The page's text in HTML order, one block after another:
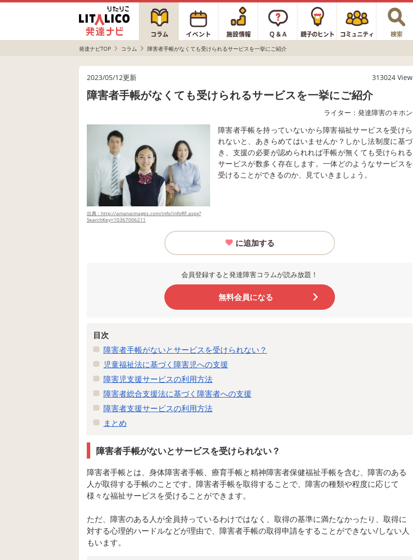
発達ナビTOP コラム 障害者手帳がなくても受けられるサービスを一挙にご紹介
2023/05/12更新 313024 View
障害者手帳がなくても受けられるサービスを一挙にご紹介
ライター：発達障害のキホン
出典 : http://amanaimages.com/info/infoRF.aspx?
SearchKey=10367006211
障害者手帳を持っていないから障害福祉サービスを受けら
れないと、あきらめてはいませんか？しかし法制度に基づ
き、支援の必要が認められれば手帳が無くても受けられる
サービスが数多く存在します。一体どのようなサービスを
受けることができるのか、見ていきましょう。
に追加する
会員登録すると発達障害コラムが読み放題！
無料会員になる
目次
障害者手帳がないとサービスを受けられない？
児童福祉法に基づく障害児への支援
障害児支援サービスの利用方法
障害者総合支援法に基づく障害者への支援
障害者支援サービスの利用方法
まとめ
障害者手帳がないとサービスを受けられない？
障害者手帳とは、身体障害者手帳、療育手帳と精神障害者保健福祉手帳を含む、障害のある
人が取得する手帳のことです。障害者手帳を取得することで、障害の種類や程度に応じて
様々な福祉サービスを受けることができます。
ただ、障害のある人が全員持っているわけではなく、取得の基準に満たなかったり、取得に
対する心理的ハードルなどが理由で、障害者手帳の取得申請をすることができない/しない人
もいます。